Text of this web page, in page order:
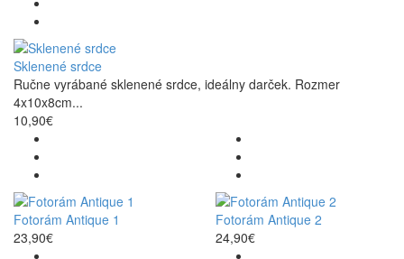
Sklenené srdce
Ručne vyrábané sklenené srdce, ideálny darček. Rozmer
4x10x8cm...
10,90€
Fotorám Antique 1
23,90€
Fotorám Antique 2
24,90€